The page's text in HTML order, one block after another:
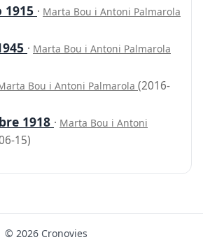
1915 · Marta Bou i Antoni Palmarola
· Marta Bou i Antoni Palmarola
Bou i Antoni Palmarola (2016-
1918 · Marta Bou i Antoni
15)
© 2026 Cronovies